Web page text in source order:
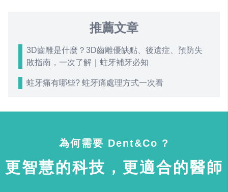
推薦文章
3D齒雕是什麼？3D齒雕優缺點、後遺症、預防失
敗指南，一次了解｜蛀牙補牙必知
蛀牙痛有哪些? 蛀牙痛處理方式一次看
為何需要 Dent&Co ?
更智慧的科技，更適合的醫師